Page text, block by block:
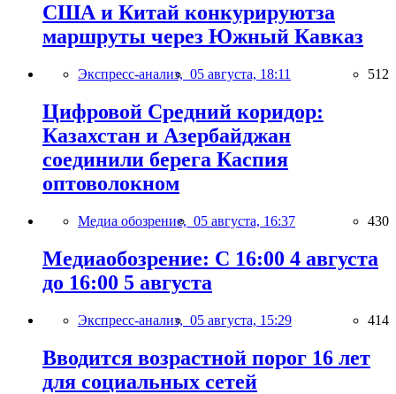
США и Китай конкурируютза
маршруты через Южный Кавказ
Экспресс-анализ, 05 августа, 18:11 512
Цифровой Средний коридор:
Казахстан и Азербайджан
соединили берега Каспия
оптоволокном
Медиа обозрение, 05 августа, 16:37 430
Медиаобозрение: С 16:00 4 августа
до 16:00 5 августа
Экспресс-анализ, 05 августа, 15:29 414
Вводится возрастной порог 16 лет
для социальных сетей